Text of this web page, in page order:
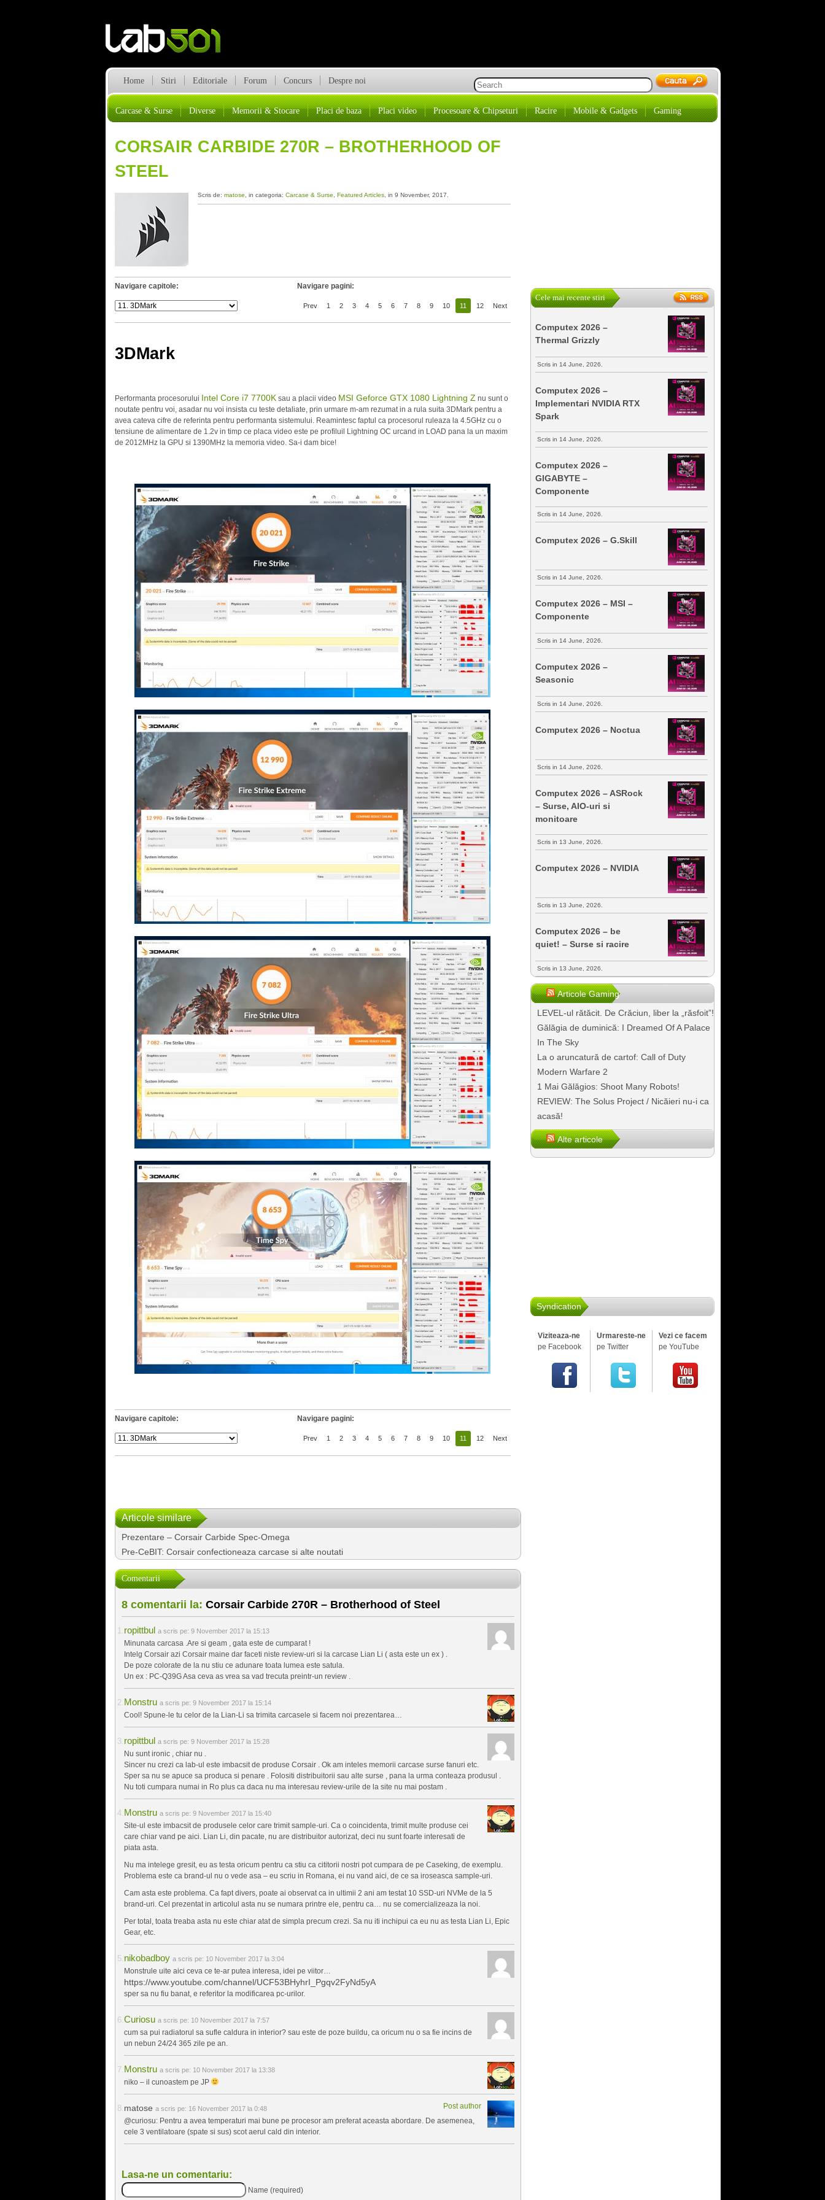
Home Stiri Editoriale Forum Concurs Despre noi
Carcase & Surse Diverse Memorii & Stocare Placi de baza Placi video Procesoare & Chipseturi Racire Mobile & Gadgets Gaming
CORSAIR CARBIDE 270R – BROTHERHOOD OF
STEEL
Scris de: matose , in categoria: Carcase & Surse Featured Articles, in 9 November, 2017.
Navigare capitole: Navigare pagini:
Prev 1 2 3 4 5 6 7 8 9 10 11 12 Next
3DMark
Performanta procesorului Intel Core i7 7700Ksau a placii video MSI Geforce GTX 1080 Lightning Znu sunt o
noutate pentru voi, asadar nu voi insista cu teste detaliate, prin urmare m-am rezumat in a rula suita 3DMark pentru a
avea cateva cifre de referinta pentru performanta sistemului. Reamintesc faptul ca procesorul ruleaza la 4.5GHz cu o
tensiune de alimentare de 1.2v in timp ce placa video este pe profiluil Lightning OC urcand in LOAD pana la un maxim
de 2012MHz la GPU si 1390MHz la memoria video. Sa-i dam bice!
Navigare capitole: Navigare pagini:
Prev 1 2 3 4 5 6 7 8 9 10 11 12 Next
Articole similare
Prezentare – Corsair Carbide Spec-Omega
Pre-CeBIT: Corsair confectioneaza carcase si alte noutati
Comentarii
8 comentarii la: Corsair Carbide 270R – Brotherhood of Steel
ropittbul a scris pe: 9 November 2017 la 15:13
Minunata carcasa .Are si geam , gata este de cumparat !
Intelg Corsair azi Corsair maine dar faceti niste review-uri si la carcase Lian Li ( asta este un ex ) .
De poze colorate de la nu stiu ce adunare toata lumea este satula.
Un ex : PC-Q39G Asa ceva as vrea sa vad trecuta preintr-un review .
Monstru a scris pe: 9 November 2017 la 15:14
Cool! Spune-le tu celor de la Lian-Li sa trimita carcasele si facem noi prezentarea…
ropittbul a scris pe: 9 November 2017 la 15:28
Nu sunt ironic , chiar nu .
Sincer nu crezi ca lab-ul este imbacsit de produse Corsair . Ok am inteles memorii carcase surse fanuri etc.
Sper sa nu se apuce sa produca si penare . Folositi distribuitorii sau alte surse , pana la urma conteaza produsul .
Nu toti cumpara numai in Ro plus ca daca nu ma interesau review-urile de la site nu mai postam .
Monstru a scris pe: 9 November 2017 la 15:40
Site-ul este imbacsit de produsele celor care trimit sample-uri. Ca o coincidenta, trimit multe produse cei
care chiar vand pe aici. Lian Li, din pacate, nu are distribuitor autorizat, deci nu sunt foarte interesati de
piata asta.
Nu ma intelege gresit, eu as testa oricum pentru ca stiu ca cititorii nostri pot cumpara de pe Caseking, de exemplu.
Problema este ca brand-ul nu o vede asa – eu scriu in Romana, ei nu vand aici, de ce sa iroseasca sample-uri.
Cam asta este problema. Ca fapt divers, poate ai observat ca in ultimii 2 ani am testat 10 SSD-uri NVMe de la 5
brand-uri. Cel prezentat in articolul asta nu se numara printre ele, pentru ca… nu se comercializeaza la noi.
Per total, toata treaba asta nu este chiar atat de simpla precum crezi. Sa nu iti inchipui ca eu nu as testa Lian Li, Epic
Gear, etc.
nikobadboy a scris pe: 10 November 2017 la 3:04
Monstrule uite aici ceva ce te-ar putea interesa, idei pe viitor…
https://www.youtube.com/channel/UCF53BHyhrI_Pgqv2FyNd5yA
sper sa nu fiu banat, e referitor la modificarea pc-urilor.
Curiosu a scris pe: 10 November 2017 la 7:57
cum sa pui radiatorul sa sufle caldura in interior? sau este de poze buildu, ca oricum nu o sa fie incins de
un nebun 24/24 365 zile pe an.
Monstru a scris pe: 10 November 2017 la 13:38
niko – il cunoastem pe JP
matose Post author
a scris pe: 16 November 2017 la 0:48
@curiosu: Pentru a avea temperaturi mai bune pe procesor am preferat aceasta abordare. De asemenea,
cele 3 ventilatoare (spate si sus) scot aerul cald din interior.
Lasa-ne un comentariu:
Name (required)
Cele mai recente stiri
Computex 2026 –
Thermal Grizzly
Scris in 14 June, 2026.
Computex 2026 –
Implementari NVIDIA RTX
Spark
Scris in 14 June, 2026.
Computex 2026 –
GIGABYTE –
Componente
Scris in 14 June, 2026.
Computex 2026 – G.Skill
Scris in 14 June, 2026.
Computex 2026 – MSI –
Componente
Scris in 14 June, 2026.
Computex 2026 –
Seasonic
Scris in 14 June, 2026.
Computex 2026 – Noctua
Scris in 14 June, 2026.
Computex 2026 – ASRock
– Surse, AIO-uri si
monitoare
Scris in 13 June, 2026.
Computex 2026 – NVIDIA
Scris in 13 June, 2026.
Computex 2026 – be
quiet! – Surse si racire
Scris in 13 June, 2026.
Articole Gaming
LEVEL-ul rătăcit. De Crăciun, liber la „răsfoit”!
Gălăgia de duminică: I Dreamed Of A Palace
In The Sky
La o aruncatură de cartof: Call of Duty
Modern Warfare 2
1 Mai Gălăgios: Shoot Many Robots!
REVIEW: The Solus Project / Nicăieri nu-i ca
acasă!
Alte articole
Syndication
Viziteaza-ne
pe Facebook
Urmareste-ne
pe Twitter
Vezi ce facem
pe YouTube